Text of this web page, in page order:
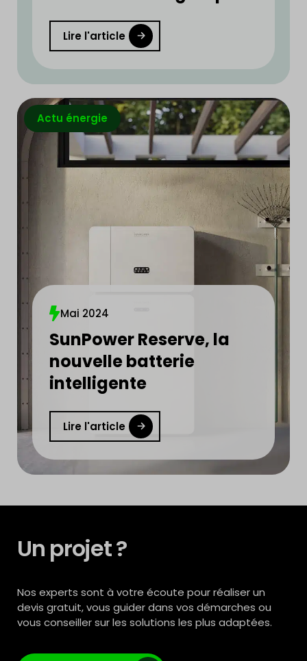
plus rapide et plus
équitable
Lire l'article
Actu énergie
Mai 2024
SunPower Reserve, la
nouvelle batterie
intelligente
Lire l'article
Un projet ?
Nos experts sont à votre écoute pour réaliser un
devis gratuit, vous guider dans vos démarches ou
vous conseiller sur les solutions les plus adaptées.